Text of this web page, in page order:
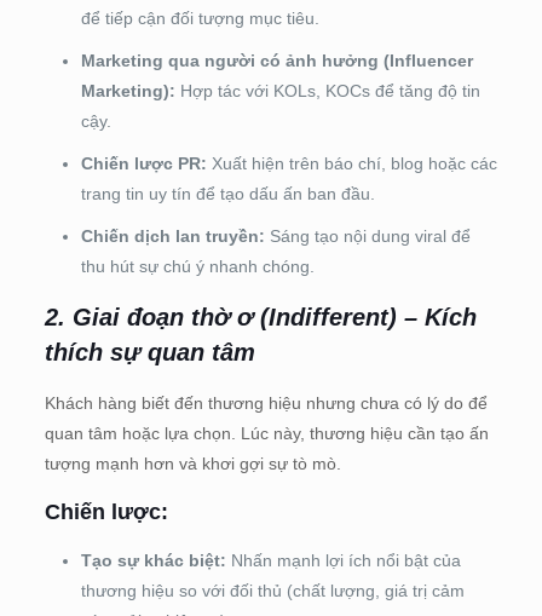
để tiếp cận đối tượng mục tiêu.
Marketing qua người có ảnh hưởng (Influencer
Marketing): Hợp tác với KOLs, KOCs để tăng độ tin
cậy.
Chiến lược PR: Xuất hiện trên báo chí, blog hoặc các
trang tin uy tín để tạo dấu ấn ban đầu.
Chiến dịch lan truyền: Sáng tạo nội dung viral để
thu hút sự chú ý nhanh chóng.
2. Giai đoạn thờ ơ (Indifferent) – Kích
thích sự quan tâm
Khách hàng biết đến thương hiệu nhưng chưa có lý do để
quan tâm hoặc lựa chọn. Lúc này, thương hiệu cần tạo ấn
tượng mạnh hơn và khơi gợi sự tò mò.
Chiến lược:
Tạo sự khác biệt: Nhấn mạnh lợi ích nổi bật của
thương hiệu so với đối thủ (chất lượng, giá trị cảm